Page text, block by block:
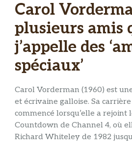
Carol
plusieurs amis
j’appelle des
spéciaux’
Carol Vorderman (1960) est
et écrivaine galloise. Sa
commencé lorsqu’elle a rejoint
Countdown de Channel 4, où
Richard Whiteley de 1982